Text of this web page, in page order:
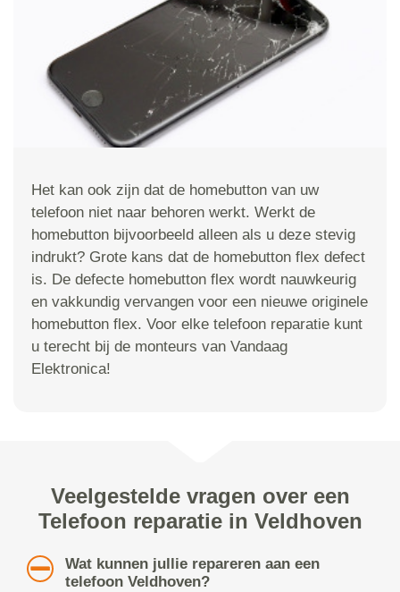
Het kan ook zijn dat de homebutton van uw
telefoon niet naar behoren werkt. Werkt de
homebutton bijvoorbeeld alleen als u deze stevig
indrukt? Grote kans dat de homebutton flex defect
is. De defecte homebutton flex wordt nauwkeurig
en vakkundig vervangen voor een nieuwe originele
homebutton flex. Voor elke telefoon reparatie kunt
u terecht bij de monteurs van Vandaag
Elektronica!
Veelgestelde vragen over een
Telefoon reparatie in Veldhoven
Wat kunnen jullie repareren aan een
telefoon Veldhoven?